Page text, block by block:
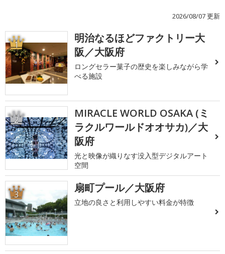
2026/08/07 更新
1
明治なるほどファクトリー大
阪／大阪府
ロングセラー菓子の歴史を楽しみながら学
べる施設
2
MIRACLE WORLD OSAKA (ミ
ラクルワールドオオサカ)／大
阪府
光と映像が織りなす没入型デジタルアート
空間
3 扇町プール／大阪府
立地の良さと利用しやすい料金が特徴